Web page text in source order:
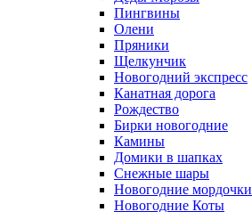
Пингвины
Олени
Пряники
Щелкунчик
Новогодний экспресс
Канатная дорога
Рождество
Бирки новогодние
Камины
Домики в шапках
Снежные шары
Новогодние мордочки
Новогодние Коты